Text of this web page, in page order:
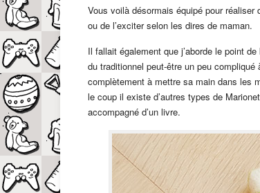
Vous voilà désormais équipé pour
ou de l’exciter selon les dires de maman.
Il fallait également que j’aborde le point
du traditionnel peut-être un peu
complètement à mettre sa main dans les
le coup il existe d’autres types de
accompagné d’un livre.